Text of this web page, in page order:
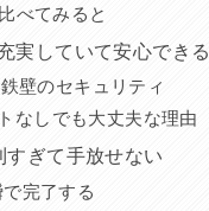
べてみると
実していて安心できる
壁のセキュリティ
なしでも大丈夫な理由
ぎて手放せない
完了する